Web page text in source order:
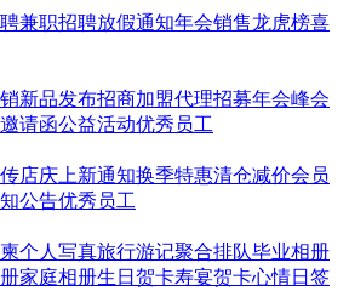
兼职招聘放假通知年会销售龙虎榜喜
新品发布招商加盟代理招募年会峰会
邀请函公益活动优秀员工
店庆 上新通知换季特惠清仓减价会员
公告优秀员工
个人写真旅行游记聚合排队毕业相册
家庭相册生日贺卡寿宴贺卡心情日签